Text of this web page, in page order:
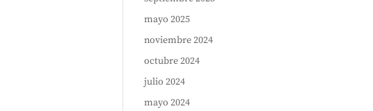
mayo 2025
noviembre 2024
octubre 2024
julio 2024
mayo 2024